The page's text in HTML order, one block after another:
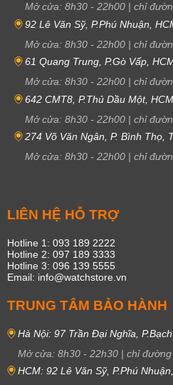
Mở cửa: 8h30 - 22h00 | chỉ
92 Lê Văn Sỹ, P.Phú Nhuận,
Mở cửa: 8h30 - 22h00 | chỉ
61 Quang Trung, P.Gò Vấp,
Mở cửa: 8h30 - 22h00 | chỉ
642 CMT8, P.Thủ Dầu Một,
Mở cửa: 8h30 - 22h00 | chỉ
274 Võ Văn Ngân, P. Bình Thọ,
Mở cửa: 8h30 - 22h00 | chỉ
LIÊN HỆ HỖ TRỢ
Hotline 1: 093 189 2222
Hotline 2: 097 189 3333
Hotline 3: 096 139 5555
Email: info@watchstore.vn
TRUNG TÂM BẢO HÀNH
Hà Nội: 97 Trần Đại Nghĩa,
Mở cửa: 8h30 - 22h30 | chỉ đường
HCM: 92 Lê Văn Sỹ, P.Phú